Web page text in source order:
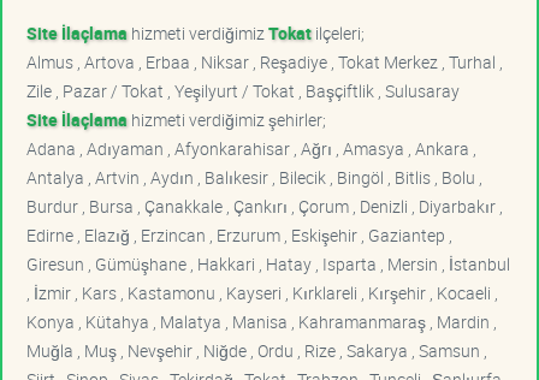
Site İlaçlama hizmeti verdiğimiz Tokatilçeleri;
Almus , Artova , Erbaa , Niksar , Reşadiye , Tokat Merkez , Turhal ,
Zile , Pazar / Tokat , Yeşilyurt / Tokat , Başçiftlik , Sulusaray
Site İlaçlama hizmeti verdiğimiz şehirler;
Adana , Adıyaman , Afyonkarahisar , Ağrı , Amasya , Ankara ,
Antalya , Artvin , Aydın , Balıkesir , Bilecik , Bingöl , Bitlis , Bolu ,
Burdur , Bursa , Çanakkale , Çankırı , Çorum , Denizli , Diyarbakır ,
Edirne , Elazığ , Erzincan , Erzurum , Eskişehir , Gaziantep ,
Giresun , Gümüşhane , Hakkari , Hatay , Isparta , Mersin , İstanbul
, İzmir , Kars , Kastamonu , Kayseri , Kırklareli , Kırşehir , Kocaeli ,
Konya , Kütahya , Malatya , Manisa , Kahramanmaraş , Mardin ,
Muğla , Muş , Nevşehir , Niğde , Ordu , Rize , Sakarya , Samsun ,